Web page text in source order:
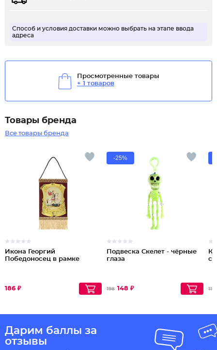
Способ и условия доставки можно выбрать на этапе ввода
адреса
Просмотренные товары
+ 1 товаров
Товары бренда
Все товары бренда
Икона Георгий
Победоносец в рамке
186 ₽
-25%
Подвеска Скелет - чёрные
глаза
198 148 ₽ 110
Дарим баллы за
отзывы